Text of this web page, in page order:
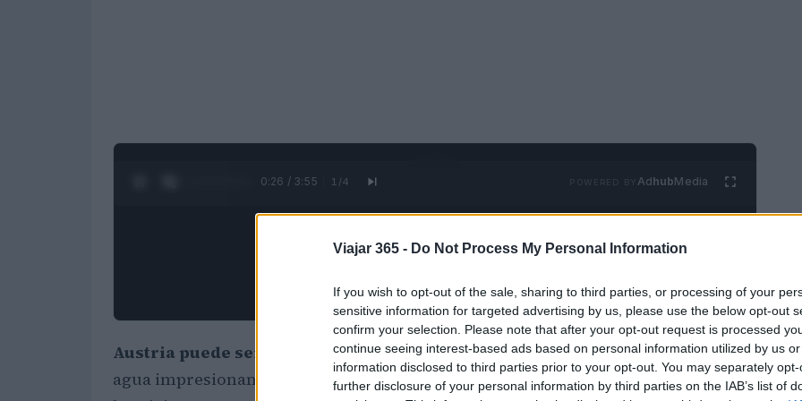
Viajar 365 - Do Not Process My Personal Information
If you wish to opt-out of the sale, sharing to third parties, or processing of your
sensitive information for targeted advertising by us, please use the below opt-out
confirm your selection. Please note that after your opt-out request is processed
continue seeing interest-based ads based on personal information utilized by us
information disclosed to third parties prior to your opt-out. You may separately
further disclosure of your personal information by third parties on the IAB’s list of
0:27 / 3:55 1 /4 POWERED BY AdhubMedia
Austria puede ser una nación sin salida al mar, pero tiene varios cuerpos de
agua impresionantes. Hay muchos lagos en Austria, y son populares tanto entre